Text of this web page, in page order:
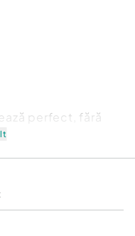
perfect, fără